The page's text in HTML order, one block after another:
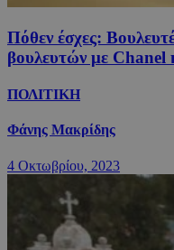
Πόθεν έσχες:
βουλευτών με Chanel
ΠΟΛΙΤΙΚΗ
Φάνης Μακρίδης
4 Οκτωβρίου, 2023